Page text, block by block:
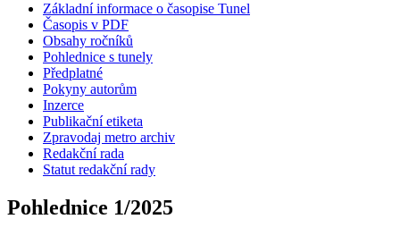
Základní informace o časopise Tunel
Časopis v PDF
Obsahy ročníků
Pohlednice s tunely
Předplatné
Pokyny autorům
Inzerce
Publikační etiketa
Zpravodaj metro archiv
Redakční rada
Statut redakční rady
Pohlednice 1/2025